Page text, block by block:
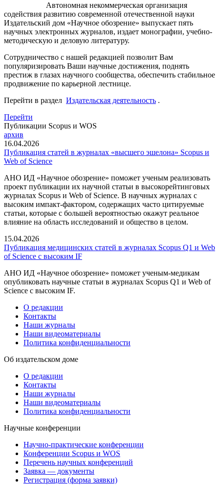
Автономная некоммерческая организация
содействия развитию современной отечественной науки
Издательский дом «Научное обозрение» выпускает пять
научных электронных журналов, издает монографии, учебно-
методическую и деловую литературу.
Сотрудничество с нашей редакцией позволит Вам
популяризировать Ваши научные достижения, поднять
престиж в глазах научного сообщества, обеспечить стабильное
продвижение по карьерной лестнице.
Перейти в раздел Издательская деятельность .
Перейти
Публикации Scopus и WOS
архив
16.04.2026
Публикация статей в журналах «высшего эшелона» Scopus и
Web of Science
АНО ИД «Научное обозрение» поможет ученым реализовать
проект публикации их научной статьи в высокорейтинговых
журналах Scopus и Web of Science. В научных журналах с
высоким импакт-фактором, содержащих часто цитируемые
статьи, которые с большей вероятностью окажут реальное
влияние на область исследований и общество в целом.
15.04.2026
Публикация медицинских статей в журналах Scopus Q1 и Web
of Science с высоким IF
АНО ИД «Научное обозрение» поможет ученым-медикам
опубликовать научные статьи в журналах Scopus Q1 и Web of
Science с высоким IF.
О редакции
Контакты
Наши журналы
Наши видеоматериалы
Политика конфиденциальности
Об издательском доме
О редакции
Контакты
Наши журналы
Наши видеоматериалы
Политика конфиденциальности
Научные конференции
Научно-практические конференции
Конференции Scopus и WOS
Перечень научных конференций
Заявка — документы
Регистрация (форма заявки)